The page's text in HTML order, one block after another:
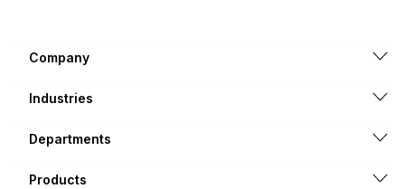
Company
Industries
Departments
Products